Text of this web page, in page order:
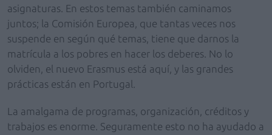
asignaturas. En estos temas también caminamos
juntos; la Comisión Europea, que tantas veces nos
suspende en según qué temas, tiene que darnos la
matrícula a los pobres en hacer los deberes. No lo
olviden, el nuevo Erasmus está aquí, y las grandes
prácticas están en Portugal.
La amalgama de programas, organización, créditos y
trabajos es enorme. Seguramente esto no ha ayudado a